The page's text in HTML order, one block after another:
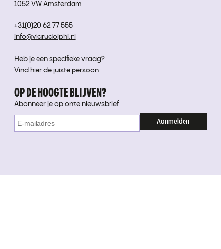
1052 VW Amsterdam
+31(0)20 62 77 555
info@viarudolphi.nl
Heb je een specifieke vraag?
Vind hier de juiste persoon
OP DE HOOGTE BLIJVEN?
Abonneer je op onze nieuwsbrief